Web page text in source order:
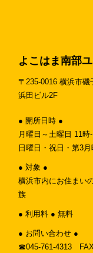
よこはま南部
〒235-0016 横浜市
浜田ビル2F
● 開所日時 ●
月曜日～土曜日 11
日曜日・祝日・第3
● 対象 ●
横浜市内にお住まい
族
● 利用料 ● 無料
● お問い合わせ ●
☎︎045-761-4313